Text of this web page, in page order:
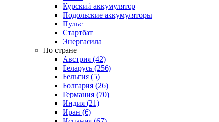
Курский аккумулятор
Подольские аккумуляторы
Пульс
Стартбат
Энергасила
По стране
Австрия (42)
Беларусь (256)
Бельгия (5)
Болгария (26)
Германия (70)
Индия (21)
Иран (6)